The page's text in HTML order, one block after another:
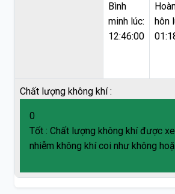
Bình
minh lúc:
12:46:00
hôn
Chất lượng không khí :
0
Tốt : Chất lượng không khí được
nhiễm không khí coi như không